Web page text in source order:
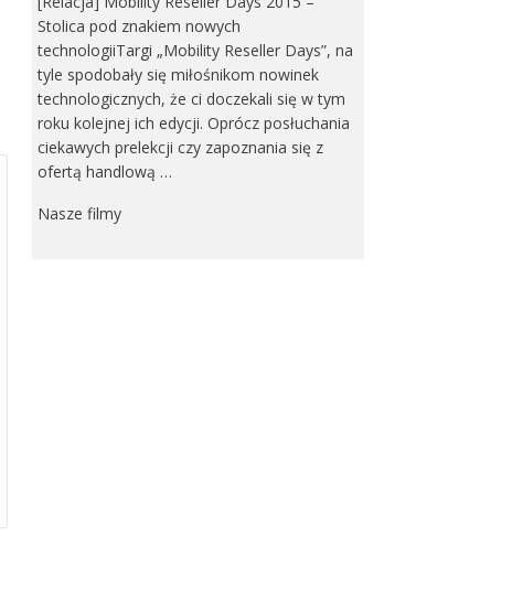
Stolica pod znakiem nowych
technologiiTargi „Mobility Reseller Days”, na
tyle spodobały się miłośnikom nowinek
technologicznych, że ci doczekali się w tym
roku kolejnej ich edycji. Oprócz posłuchania
ciekawych prelekcji czy zapoznania się z
ofertą handlową …
Nasze filmy